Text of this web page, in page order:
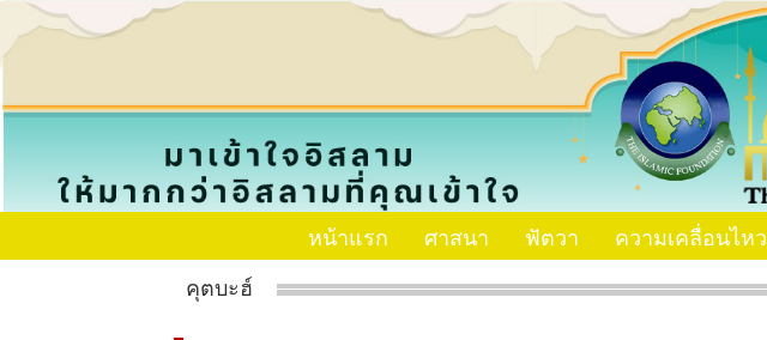
หน้าแรก ศาสนา ฟัตวา ความเคลื่อนไหว
คุตบะฮ์